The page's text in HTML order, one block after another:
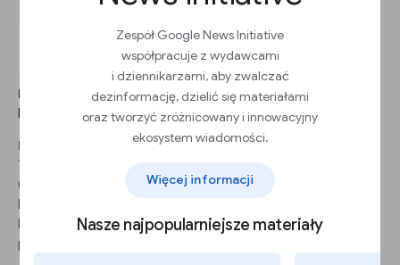
Zespół Google News Initiative
współpracuje z wydawcami
i dziennikarzami, aby zwalczać
dezinformację, dzielić się materiałami
oraz tworzyć zróżnicowany i innowacyjny
ekosystem wiadomości.
Więcej informacji
Nasze najpopularniejsze materiały
KROK 1
Kliknij rozwijane menu, aż zobaczysz Najpopularniejsze hasła.
KROK 2
Tabela pokaże najczęściej wyszukiwane frazy z podanym przez
Ciebie hasłem w tej samej sesji wyszukiwania, z tą samą
hasła wyszukiwania (a jedynie kategorii lub regionu)
przedstawiane są wszystkie wyniki wyszukiwania.